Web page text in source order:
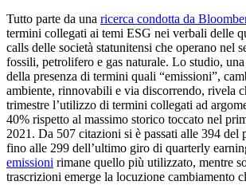
Tutto parte da una ricerca condotta da
termini collegati ai temi ESG nei verbali delle
calls delle società statunitensi che operano nel
fossili, petrolifero e gas naturale. Lo studio,
della presenza di termini quali “emissioni”,
ambiente, rinnovabili e via discorrendo, rivela
trimestre l’utilizzo di termini collegati ad
40% rispetto al massimo storico toccato nel
2021. Da 507 citazioni si è passati alle 394 del
fino alle 299 dell’ultimo giro di quarterly
emissioni rimane quello più utilizzato, mentre
trascrizioni emerge la locuzione cambiamento